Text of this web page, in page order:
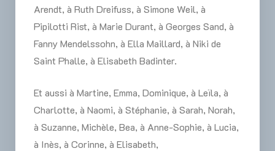
Arendt, à Ruth Dreifuss, à Simone Weil, à
Pipilotti Rist, à Marie Durant, à Georges Sand, à
Fanny Mendelssohn, à Ella Maillard, à Niki de
Saint Phalle, à Elisabeth Badinter.
Et aussi à Martine, Emma, Dominique, à Leïla, à
Charlotte, à Naomi, à Stéphanie, à Sarah, Norah,
à Suzanne, Michèle, Bea, à Anne-Sophie, à Lucia,
à Inès, à Corinne, à Elisabeth,